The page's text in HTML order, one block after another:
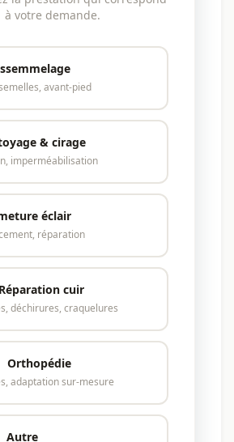
à votre demande.
avant-pied
& cirage
imperméabilisation
éclair
réparation
Réparation cuir
déchirures, craquelures
Orthopédie
adaptation sur-mesure
Autre